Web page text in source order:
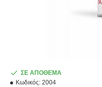
ΣΕ ΑΠΟΘΕΜΑ
Κωδικός: 2004